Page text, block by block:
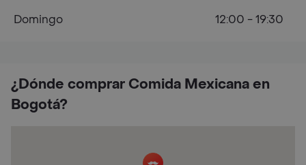
¿Dónde comprar Comida Mexicana en
Bogotá?
Domingo
12:00 - 19:30